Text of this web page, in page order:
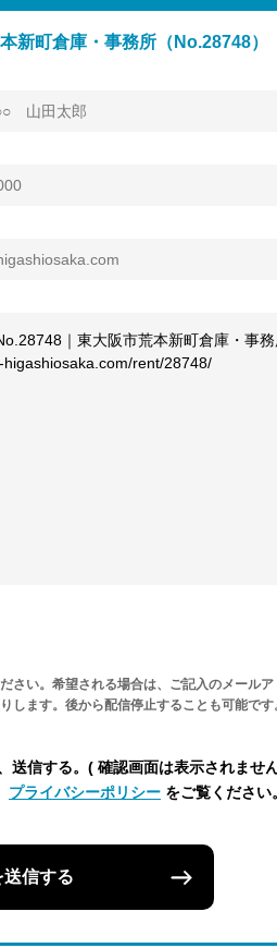
新町倉庫・事務所（No.28748）
さい。希望される場合は、ご記入のメール
します。後から配信停止することも可能です
送信する。( 確認画面は表示されませ
プライバシーポリシー をご覧ください。
送信する